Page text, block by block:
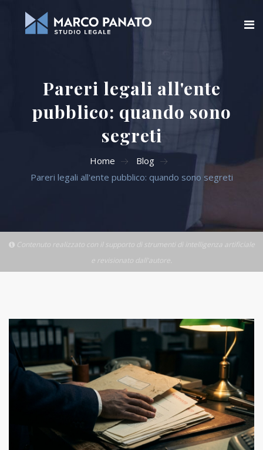
Chi siamo
Blog
Servizi Online
Pareri legali all'ente
pubblico: quando sono
segreti
Home
Blog
Pareri legali all'ente pubblico: quando sono segreti
Contenuto realizzato con il supporto di strumenti di intelligenza artificiale
e revisionato dall'autore.